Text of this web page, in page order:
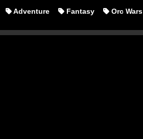
Adventure Fantasy Orc Wars